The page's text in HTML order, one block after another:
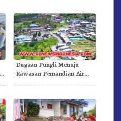
Dugaan Pungli Menuju
Kawasan Pemandian Air